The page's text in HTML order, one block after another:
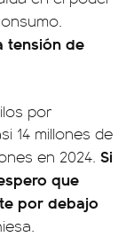
tensión de
por
14 millones de
en 2024. Si
que
por debajo